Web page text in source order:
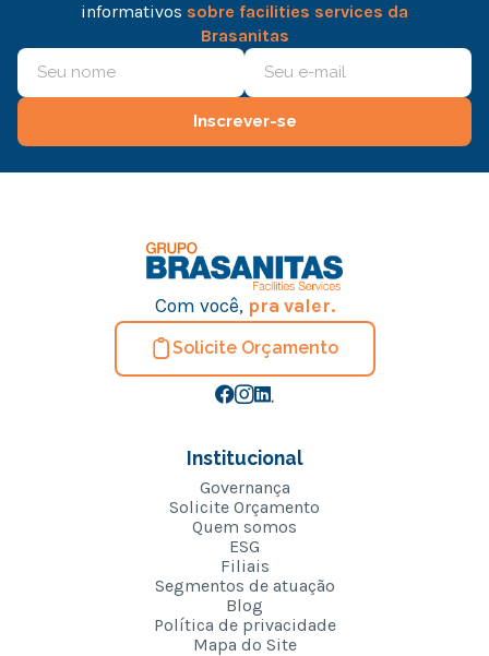
informativos sobre facilities services da
Brasanitas
Inscrever-se
Com você, pra valer.
Solicite Orçamento
Institucional
Governança
Solicite Orçamento
Quem somos
ESG
Filiais
Segmentos de atuação
Blog
Política de privacidade
Mapa do Site